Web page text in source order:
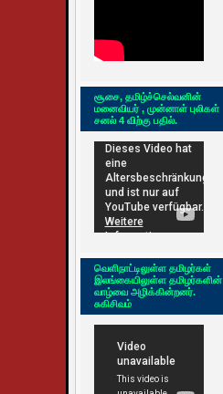
சூசை, தமிழ்ச்செல்வனின்
மனைவியர் , முன்னாள் புலிகள்
சனல் 4 விற்கு பதில்.
வெளிநாட்டிலுள்ள தமிழர்கள்
இலங்கையிலுள்ள தமிழர்களின்
வாழ்வை அழிக்கின்றனர்.
சுகிசிவம்